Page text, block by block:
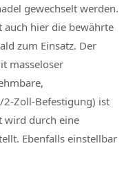
gewechselt werden.
hier die bewährte
zum Einsatz. Der
masseloser
Zoll-Befestigung) ist
wird durch eine
Ebenfalls einstellbar